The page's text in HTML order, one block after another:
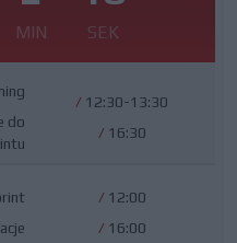
MIN SEK
do
/ 12:30-13:30
/ 16:30
/ 12:00
/ 16:00